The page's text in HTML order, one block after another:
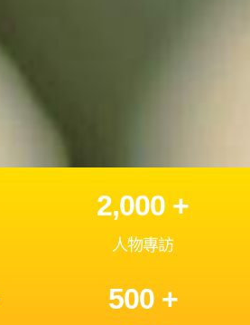
2,000 +
人物專訪
500 +